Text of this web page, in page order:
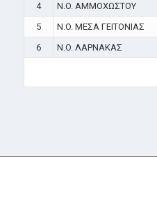
4
N.O. ΑΜΜΟΧΩΣΤΟΥ
5
N.O. ΜΕΣΑ ΓΕΙΤΟΝΙΑΣ
6
N.O. ΛΑΡΝΑΚΑΣ